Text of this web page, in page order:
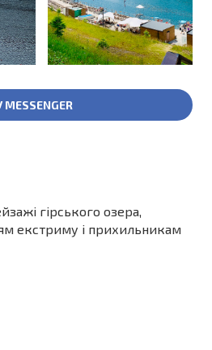
гірського озера,
екстриму і прихильникам